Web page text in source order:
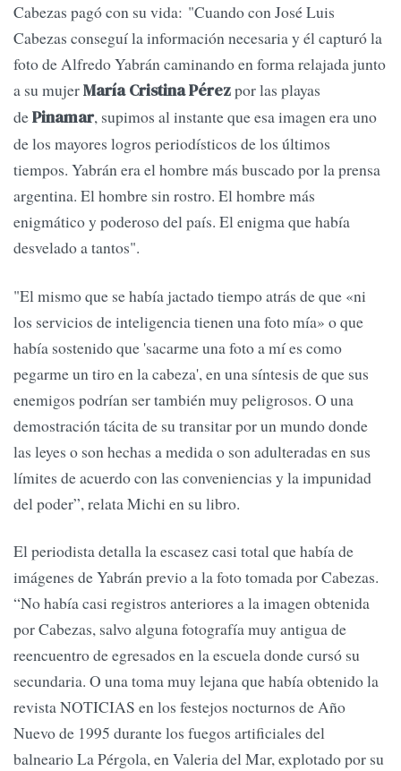
Cabezas pagó con su vida: "Cuando con José Luis
Cabezas conseguí la información necesaria y él capturó la
foto de Alfredo Yabrán caminando en forma relajada junto
a su mujerMaría Cristina Pérezpor las playas
dePinamar, supimos al instante que esa imagen era uno
de los mayores logros periodísticos de los últimos
tiempos. Yabrán era el hombre más buscado por la prensa
argentina. El hombre sin rostro. El hombre más
enigmático y poderoso del país. El enigma que había
desvelado a tantos".
"El mismo que se había jactado tiempo atrás de que «ni
los servicios de inteligencia tienen una foto mía» o que
había sostenido que 'sacarme una foto a mí es como
pegarme un tiro en la cabeza', en una síntesis de que sus
enemigos podrían ser también muy peligrosos. O una
demostración tácita de su transitar por un mundo donde
las leyes o son hechas a medida o son adulteradas en sus
límites de acuerdo con las conveniencias y la impunidad
del poder”, relata Michi en su libro.
El periodista detalla la escasez casi total que había de
imágenes de Yabrán previo a la foto tomada por Cabezas.
“No había casi registros anteriores a la imagen obtenida
por Cabezas, salvo alguna fotografía muy antigua de
reencuentro de egresados en la escuela donde cursó su
secundaria. O una toma muy lejana que había obtenido la
revista NOTICIAS en los festejos nocturnos de Año
Nuevo de 1995 durante los fuegos artificiales del
balneario La Pérgola, en Valeria del Mar, explotado por su